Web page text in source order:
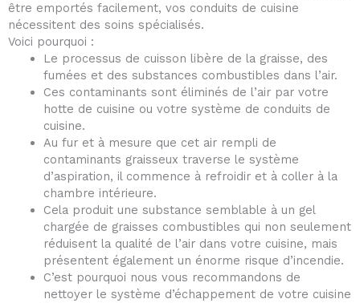
être emportés facilement, vos conduits de cuisine
nécessitent des soins spécialisés.
Voici pourquoi :
Le processus de cuisson libère de la graisse, des
fumées et des substances combustibles dans l’air.
Ces contaminants sont éliminés de l’air par votre
hotte de cuisine ou votre système de conduits de
cuisine.
Au fur et à mesure que cet air rempli de
contaminants graisseux traverse le système
d’aspiration, il commence à refroidir et à coller à la
chambre intérieure.
Cela produit une substance semblable à un gel
chargée de graisses combustibles qui non seulement
réduisent la qualité de l’air dans votre cuisine, mais
présentent également un énorme risque d’incendie.
C’est pourquoi nous vous recommandons de
nettoyer le système d’échappement de votre cuisine